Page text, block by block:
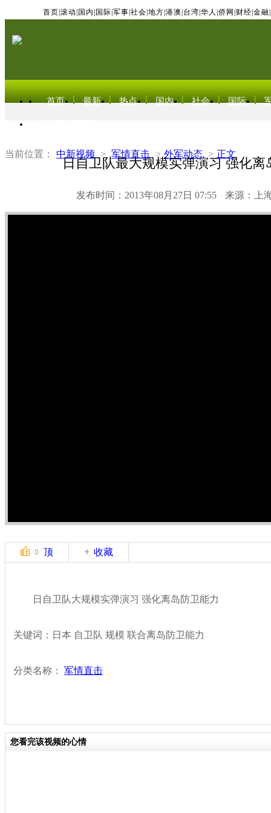
首页 滚动 国内 国际 军事 社会 地方 港澳 台湾 华人 侨网 财经 金融
首页 最新 热点 国内 社会 国际
当前位置： 中新视频 > 军情直击 > 外军动态 > 正文
日自卫队最大规模实弹演习 强化离
发布时间：2013年08月27日 07:55 来源：上
0 顶 收藏
日自卫队大规模实弹演习 强化离岛防卫能力
关键词：日本 自卫队 规模 联合离岛防卫能力
分类名称： 军情直击
您看完该视频的心情